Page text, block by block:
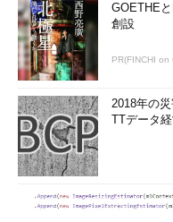
休止状態が利用できるかど
［休止状態］がメニュー
次のような原因が考えられ
休止状態が利用でき
ムウェア、システム
ない）
休止状態が利用可能
GOETHE
創設
PR(FINCHI on
2018年の
TTデータ